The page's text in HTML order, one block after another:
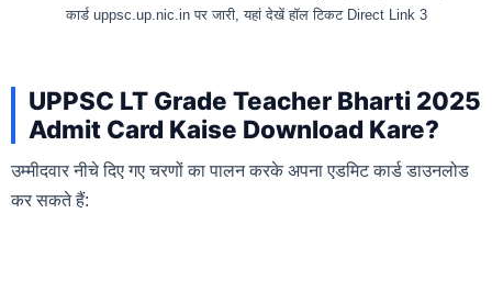
कार्ड uppsc.up.nic.in पर जारी, यहां देखें हॉल टिकट Direct Link 3
UPPSC LT Grade Teacher Bharti 2025
Admit Card Kaise Download Kare?
उम्मीदवार नीचे दिए गए चरणों का पालन करके अपना एडमिट कार्ड डाउनलोड
कर सकते हैं: